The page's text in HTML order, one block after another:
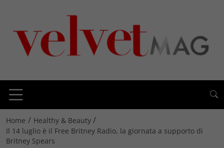
Home / Healthy & Beauty /
Il 14 luglio è il Free Britney Radio, la giornata a supporto di
Britney Spears